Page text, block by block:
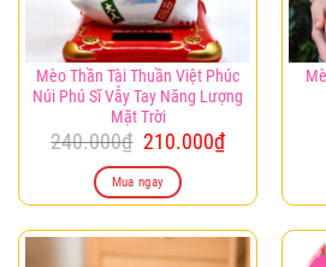
Mèo Thần Tài Thuần Việt Phúc
Núi Phú Sĩ Vẫy Tay Năng Lượng
Mặt Trời
240.000₫ Giá
gốc
là:
240.000₫.
210.000₫Giá
là:
210.000₫.
Mua ngay